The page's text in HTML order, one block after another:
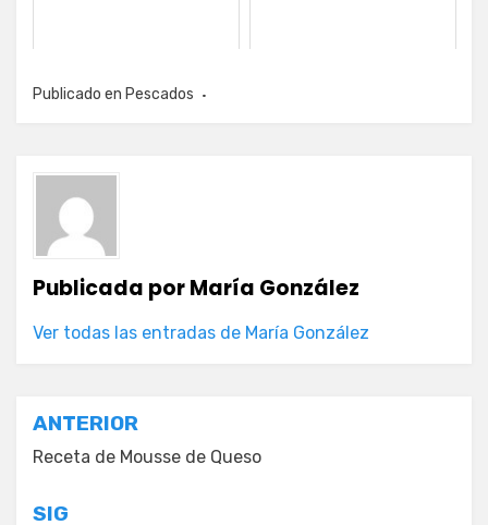
Publicado en Pescados
Publicada porMaría González
Ver todas las entradas de María González
Navegación
de
entradas
ANTERIOR
Receta de Mousse de Queso
SIG